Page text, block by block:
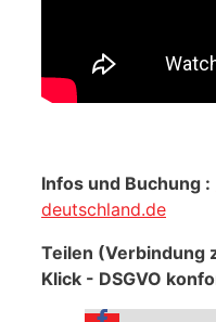
Infos und Buchung :
deutschland.de
Teilen (Verbindung
Klick - DSGVO